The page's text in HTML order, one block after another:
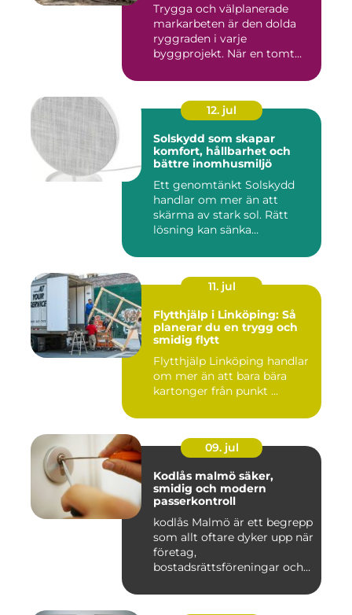
Trygga och välplanerade
markarbeten är den dolda
ryggraden i varje
byggprojekt. När en tomt
12. jul
Solskydd som skapar
komfort, hållbarhet och
bättre inomhusmiljö
Ett genomtänkt Solskydd
handlar om mer än att
skärma av stark sol. Rätt
lösning kan sänka
11. jul
Flytthjälp i Linköping: Så
planerar du en trygg och
smidig flytt
Flytthjälp Linköping handlar
om mer än att bara bära
kartonger från punkt ...
09. jul
Kodlås malmö säker,
smidig och modern
passerkontroll
kodlås Malmö är ett begrepp
som allt oftare dyker upp när
företag,
bostadsrättsföreningar och